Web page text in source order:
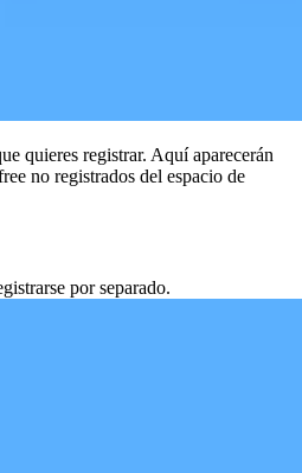
quieres registrar. Aquí aparecerán
no registrados del espacio de
por separado.